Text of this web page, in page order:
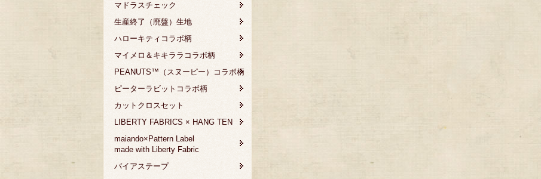
マドラスチェック
生産終了（廃盤）生地
ハローキティコラボ柄
マイメロ＆キキララコラボ柄
PEANUTS™（スヌーピー）コラボ柄
ピーターラビットコラボ柄
カットクロスセット
LIBERTY FABRICS × HANG TEN
maiando×Pattern Label
made with Liberty Fabric
バイアステープ